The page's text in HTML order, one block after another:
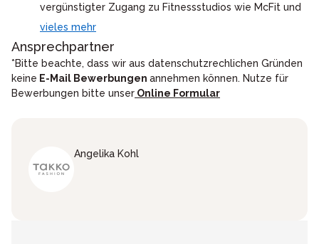
vergünstigter Zugang zu Fitnessstudios wie McFit und
vieles mehr
Ansprechpartner
*Bitte beachte, dass wir aus datenschutzrechlichen Gründen
keine E-Mail Bewerbungen annehmen können. Nutze für
Bewerbungen bitte unser Online Formular
Angelika Kohl